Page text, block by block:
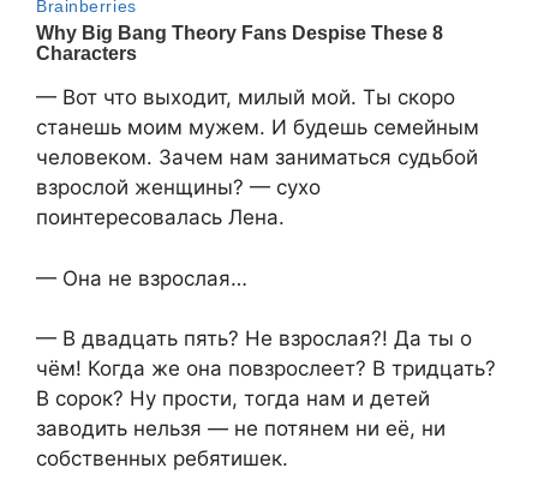
— Вот что выходит, милый мой. Ты скоро
станешь моим мужем. И будешь семейным
человеком. Зачем нам заниматься судьбой
взрослой женщины? — сухо
поинтересовалась Лена.
— Она не взрослая…
— В двадцать пять? Не взрослая?! Да ты о
чём! Когда же она повзрослеет? В тридцать?
В сорок? Ну прости, тогда нам и детей
заводить нельзя — не потянем ни её, ни
собственных ребятишек.